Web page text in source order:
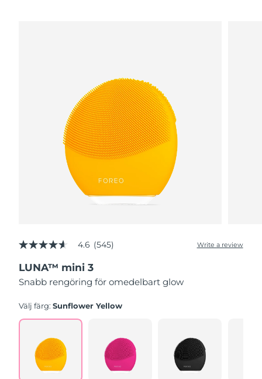
4.6
of
5
stars,
rating
Read
Reviews.
Same
page
4.6 (545) Write a review
LUNA™ mini 3
Snabb rengöring för omedelbart glow
Välj färg:Sunflower Yellow